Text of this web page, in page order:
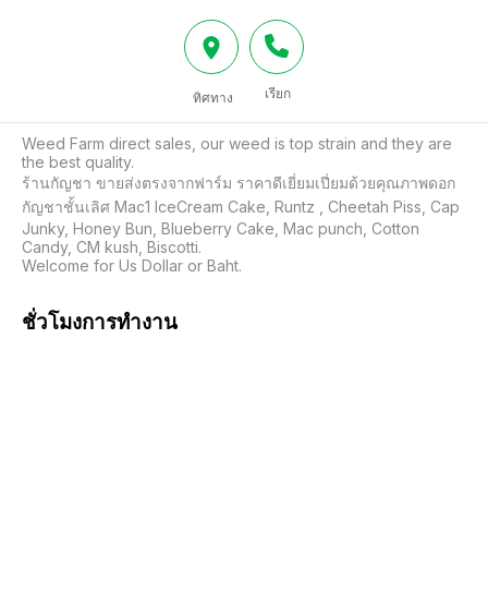
ทิศทาง เรียก
Weed Farm direct sales, our weed is top strain and they are
the best quality.
ร้านกัญชา ขายส่งตรงจากฟาร์ม ราคาดีเยี่ยมเปี่ยมด้วยคุณภาพดอก
กัญชาชั้นเลิศ Mac1 IceCream Cake, Runtz , Cheetah Piss, Cap
Junky, Honey Bun, Blueberry Cake, Mac punch, Cotton
Candy, CM kush, Biscotti.
Welcome for Us Dollar or Baht.
ชั่วโมงการทำงาน